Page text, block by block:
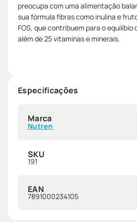
preocupa com uma alimentação
sua fórmula fibras como inulina e
FOS, que contribuem para o
além de 25 vitaminas e minerais.
Especificações
Marca
Nutren
SKU
191
EAN
7891000234105